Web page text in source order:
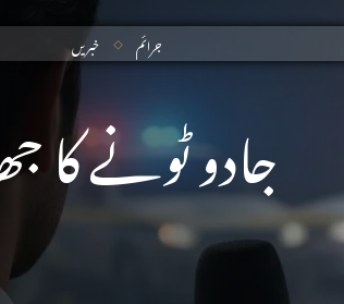
جرائم خبریں
جادو ٹونے کا